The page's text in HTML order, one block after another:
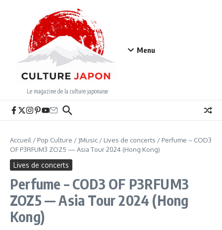
Le magazine de la culture japonaise
Menu
Accueil / Pop Culture / JMusic / Lives de concerts / Perfume – COD3
OF P3RFUM3 ZOZ5 — Asia Tour 2024 (Hong Kong)
Lives de concerts
Perfume – COD3 OF P3RFUM3
ZOZ5 — Asia Tour 2024 (Hong
Kong)